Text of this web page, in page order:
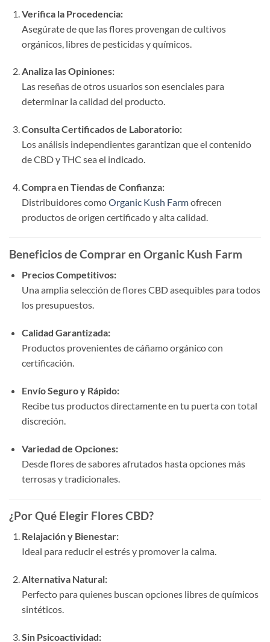
Verifica la Procedencia:
Asegúrate de que las flores provengan de cultivos
orgánicos, libres de pesticidas y químicos.
Analiza las Opiniones:
Las reseñas de otros usuarios son esenciales para
determinar la calidad del producto.
Consulta Certificados de Laboratorio:
Los análisis independientes garantizan que el contenido
de CBD y THC sea el indicado.
Compra en Tiendas de Confianza:
Distribuidores comoOrganic Kush Farmofrecen
productos de origen certificado y alta calidad.
Beneficios de Comprar en Organic Kush Farm
Precios Competitivos:
Una amplia selección de flores CBD asequibles para todos
los presupuestos.
Calidad Garantizada:
Productos provenientes de cáñamo orgánico con
certificación.
Envío Seguro y Rápido:
Recibe tus productos directamente en tu puerta con total
discreción.
Variedad de Opciones:
Desde flores de sabores afrutados hasta opciones más
terrosas y tradicionales.
¿Por Qué Elegir Flores CBD?
Relajación y Bienestar:
Ideal para reducir el estrés y promover la calma.
Alternativa Natural:
Perfecto para quienes buscan opciones libres de químicos
sintéticos.
Sin Psicoactividad: